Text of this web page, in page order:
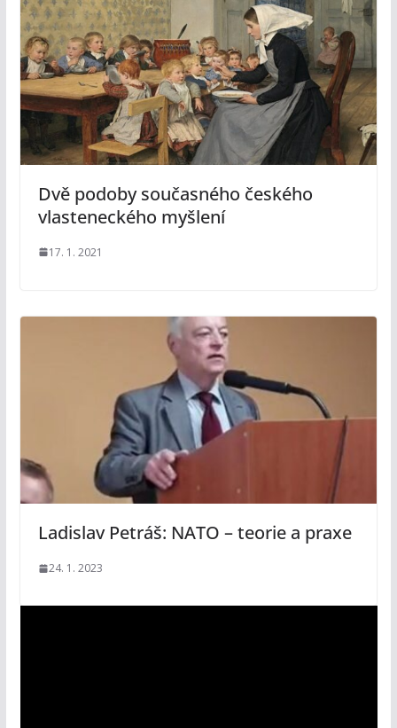
Dvě podoby současného českého
vlasteneckého myšlení
17. 1. 2021
Ladislav Petráš: NATO – teorie a praxe
24. 1. 2023